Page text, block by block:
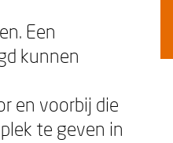
Een
kunnen
en voorbij die
te geven in